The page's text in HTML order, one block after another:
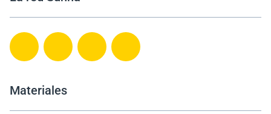
Materiales